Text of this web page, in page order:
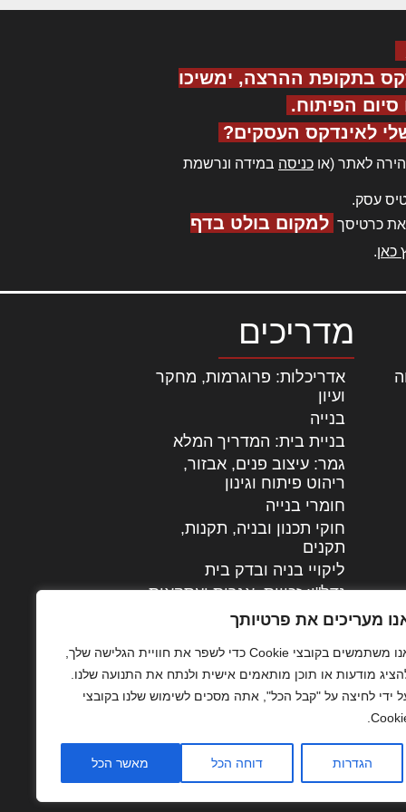
מעריכים את פרטיותך
אנו משתמשים בקובצי Cookie כדי לשפר את חוויית הגלישה שלך,
מודעות או תוכן מותאמים אישית ולנתח את התנועה שלנו.
ידי לחיצה על "קבל הכל", אתה מסכים לשימוש שלנו בקובצי
הגדרות דוחה הכל מאשר הכל
בתקופת ההרצה, ימשיכו
הפיתוח.
לאינדקס העסקים?
לאתר (או כניסה במידה ונרשמת
עסק.
כרטיסך למקום בולט בדף
כאן.
מדריכים
אדריכלות: פרוגרמות, מחקר
ועיון
בנייה
בניית בית: המדריך המלא
גמר: עיצוב פנים, אבזור,
ריהוט פיתוח וגינון
חומרי בנייה
חוקי תכנון ובניה, תקנות,
תקנים
ליקויי בניה ובדק בית
נדל"ן: זכויות, אגרות ועסקאות
עיצוב הבית
מתקדמות
צילום אדריכלי
שיווק נדלן
והמלצות
תוכן שיווקי